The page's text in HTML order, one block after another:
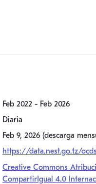
Feb 2022 - Feb 2026
Diaria
Feb 9, 2026 (descarga
https://data.nest.go.tz/
Creative Commons
CompartirIgual 4.0